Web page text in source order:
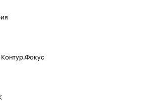
Контур.Фокус